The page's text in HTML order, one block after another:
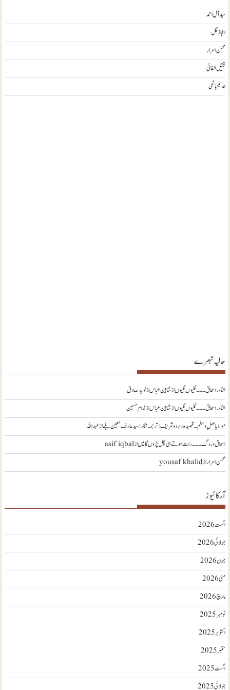
سید آلِ احمد
اعجاز گل
محسن اسرار
قتیل شفائی
عدیم ہاشمی
حالیہ تبصرے
شناور اسحاق ۔۔۔ گلیوں گلیوں از شاہین عباسازنويد صادق
شناور اسحاق ۔۔۔ گلیوں گلیوں از شاہین عباسازغلام حسین
مولا یا صلِ وسلم ۔قصیدہ ء بردہ شریف: ترجمہ نگار : سید عارف معین بلےازعبداللہ
اسحاق وردگ ۔۔۔ رات ہوتے ہی چل پڑوں گا میںازasif iqbal
محسن اسرارازyousaf khalid
آرکائیوز
اگست 2026
جولائی 2026
جون 2026
مئی 2026
مارچ 2026
نومبر 2025
اکتوبر 2025
ستمبر 2025
اگست 2025
جولائی 2025